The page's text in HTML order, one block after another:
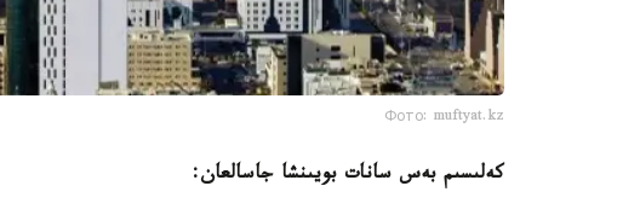
Фото: muftyat.kz
كەلىسىم بەس سانات بويىنشا جاسالعان: